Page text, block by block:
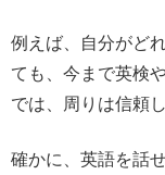
例えば、自分がど
ても、今まで英検
では、周りは信頼
確かに、英語を話